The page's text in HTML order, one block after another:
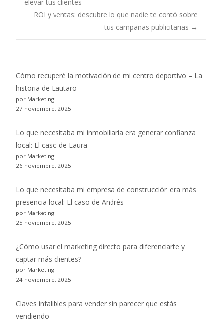
navigation
elevar tus clientes
ROI y ventas: descubre lo que nadie te contó sobre
tus campañas publicitarias →
Cómo recuperé la motivación de mi centro deportivo – La
historia de Lautaro
por Marketing
27 noviembre, 2025
Lo que necesitaba mi inmobiliaria era generar confianza
local: El caso de Laura
por Marketing
26 noviembre, 2025
Lo que necesitaba mi empresa de construcción era más
presencia local: El caso de Andrés
por Marketing
25 noviembre, 2025
¿Cómo usar el marketing directo para diferenciarte y
captar más clientes?
por Marketing
24 noviembre, 2025
Claves infalibles para vender sin parecer que estás
vendiendo